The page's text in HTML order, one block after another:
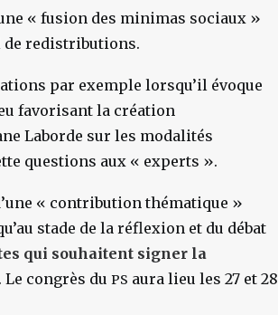
« fusion des minimas sociaux »
de redistributions.
par exemple lorsqu’il évoque
favorisant la création
Laborde sur les modalités
questions aux « experts ».
« contribution thématique »
stade de la réflexion et du débat
qui souhaitent signer la
Le congrès du PS aura lieu les 27 et 28